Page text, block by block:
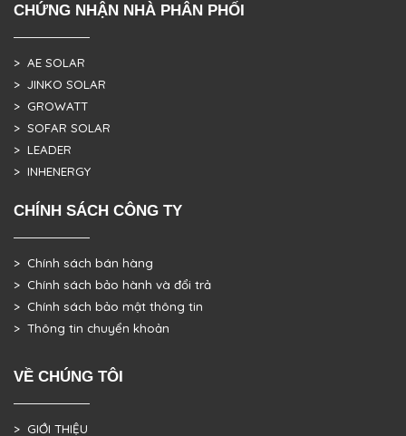
CHỨNG NHẬN NHÀ PHÂN PHỐI
> AE SOLAR
> JINKO SOLAR
> GROWATT
> SOFAR SOLAR
> LEADER
> INHENERGY
CHÍNH SÁCH CÔNG TY
> Chính sách bán hàng
> Chính sách bảo hành và đổi trả
> Chính sách bảo mật thông tin
> Thông tin chuyển khoản
VỀ CHÚNG TÔI
> GIỚI THIỆU